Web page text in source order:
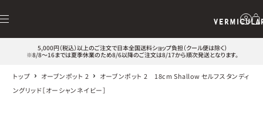
5,000円（税込）以上のご注文で日本全国送料ショップ負担（クール便は除く）
※8/8～16までは夏季休業のため8/6以降のご注文は8/17から順次発送となります。
トップ オーブンポット 2
オーブンポット 2 18cm Shallow セルフスタンディ
ングリッド［オーシャンネイビー］